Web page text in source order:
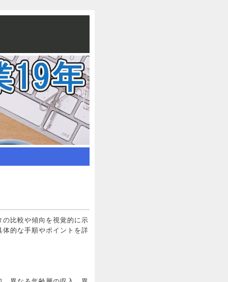
比較や傾向を視覚的に示
的な手順やポイントを詳